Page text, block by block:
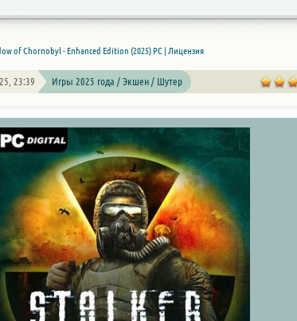
of Chornobyl - Enhanced Edition (2025) PC | Лицензия
23:39 Игры 2025 года / Экшен / Шутер